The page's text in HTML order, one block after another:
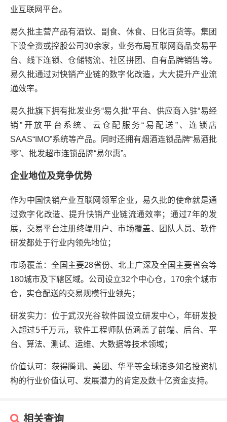
业互联网平台。
易久批主营产品有酒饮、副食、休食、日化百货等。集团
下设全资或控股公司30余家，业务布局互联网商品交易平
台、线下连锁、仓储物流、社区拼团、自有品牌销售等。
易久批通过对快销产业链的数字化改造，大大提升产业流
通效率。
易久批旗下拥有批发业务“易久批”平台、供应商入驻“易经
销”开放平台系统、云仓配服务“易配送”、连锁店
SAAS“IMO”系统等产品。同时还拥有烟酒连锁品牌“易酒批
零”、批发超市连锁品牌“易尔惠”。
企业地位及竞争优势
作为中国快销产业互联网领军企业，易久批的使命就是通
过数字化改造、提升快销产业链流通效率；通过7年的发
展，交易平台注册终端用户、市场覆盖、团队人员、软件
研发都处于行业内领先地位；
市场覆盖：全国主要28省份、北上广深及全国主要省会等
180城市及下辖区域。公司设立32个中心仓，170余个城市
仓，实仓配送的交易规模行业领先；
研发实力：位于武汉光谷软件园设立研发中心，年研发投
入超过5千万元，软件工程师队伍涵盖了前端、后台、平
台、算法、测试、运维、大数据等技术领域；
价值认可：获得腾讯、美团、华平等全球诸多知名投资机
构的行业价值认可、发展潜力的肯定及数十亿资金支持。
相关查询